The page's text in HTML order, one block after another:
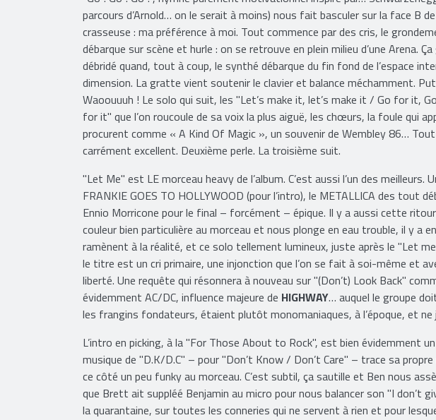
"Go ! Go ! Go !", hymne purement motivationnel inspiré par…
parcours d’Arnold… on le serait à moins) nous fait basculer sur la face B de
crasseuse : ma préférence à moi. Tout commence par des cris, le
débarque sur scène et hurle : on se retrouve en plein milieu d’une Arena.
débridé quand, tout à coup, le synthé débarque du fin fond de l’espace
dimension. La gratte vient soutenir le clavier et balance méchamment.
Waoouuuh ! Le solo qui suit, les "Let’s make it, let’s make it / Go for it,
for it" que l’on roucoule de sa voix la plus aiguë, les chœurs, la foule qui
procurent comme « A Kind Of Magic », un souvenir de Wembley 86…
"Let Me" est LE morceau heavy de l’album. C’est aussi l’un des meilleurs.
FRANKIE GOES TO HOLLYWOOD (pour l’intro), le METALLICA des tout
Ennio Morricone pour le final – forcément – épique. Il y a aussi cette
couleur bien particulière au morceau et nous plonge en eau trouble, il y a
ramènent à la réalité, et ce solo tellement lumineux, juste après le "Let me
le titre est un cri primaire, une injonction que l’on se fait à soi-même et
liberté. Une requête qui résonnera à nouveau sur "(Don’t) Look Back"
évidemment AC/DC, influence majeure deHIGHWAY… auquel le groupe
L’intro en picking, à la "For Those About to Rock", est bien évidemment
musique de "D.K/D.C" – pour "Don’t Know / Don’t Care" – trace sa
ce côté un peu funky au morceau. C’est subtil, ça sautille et Ben nous
que Brett ait suppléé Benjamin au micro pour nous balancer son "I don’t